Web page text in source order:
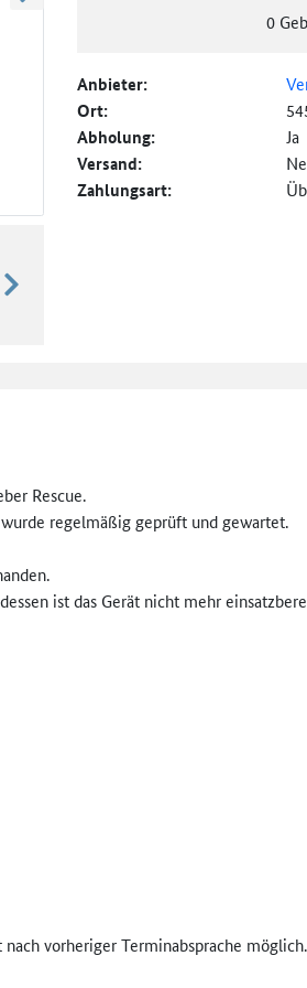
weiter blättern
0
Anbieter:
Ort:
Abholung: Ja
Versand:
Zahlungsart:
Rescue.
regelmäßig geprüft und gewartet.
ist das Gerät nicht mehr
vorheriger Terminabsprache möglich.